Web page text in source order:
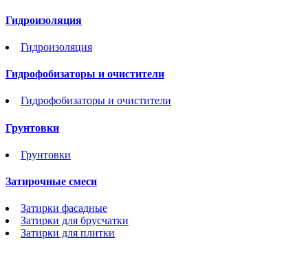
Гидроизоляция
Гидроизоляция
Гидрофобизаторы и очистители
Гидрофобизаторы и очистители
Грунтовки
Грунтовки
Затирочные смеси
Затирки фасадные
Затирки для брусчатки
Затирки для плитки